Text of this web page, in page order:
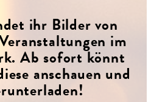
ihr Bilder von
im
Ab sofort könnt
anschauen und